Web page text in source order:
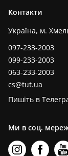
Контакти
Україна, м.
097-233-2003
099-233-2003
063-233-2003
cs@tut.ua
Пишіть в
Ми в соц.